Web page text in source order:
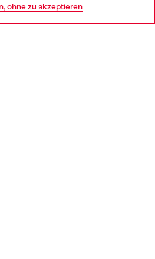
ohne zu akzeptieren